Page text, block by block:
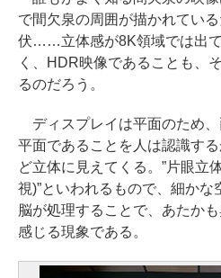
で間欠泉の周囲が描かれてい
伏……立体感が8K領域では出
く、HDR映像であることも、
るのだろう。
ディスプレイは平面のため
平面であることを人は認識す
ど立体に見えてくる。”片眼立
視)”といわれるもので、細か
脳が処理することで、あたか
感じる現象である。